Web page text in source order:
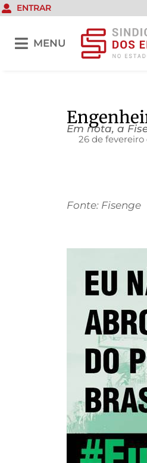
ENTRAR
MENU
Em nota, a
26 de fevereiro
Fonte: Fisenge